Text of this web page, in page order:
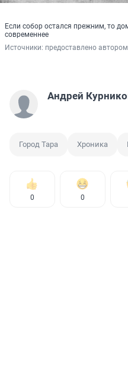
Если собор остался прежним, то
современнее
Источники: предоставлено
Андрей
Город Тара Хроника
0 0